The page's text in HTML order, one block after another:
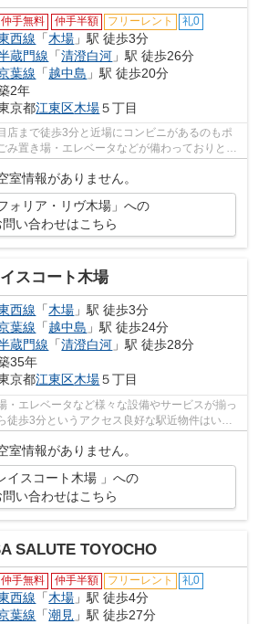
仲手無料 仲手半額 フリーレント 礼0
西線 「木場 」駅 徒歩3分
蔵門線 「清澄白河 」駅 徒歩26分
葉線 「越中島 」駅 徒歩20分
2年
京都江東区木場５丁目
店まで徒歩3分と近場にコンビニがあるのもポ
み置き場・エレベータなどが備わっておりとて
室情報がありません。
ォリア・リヴ木場」への
問い合わせはこちら
スコート木場
西線 「木場 」駅 徒歩3分
葉線 「越中島 」駅 徒歩24分
蔵門線 「清澄白河 」駅 徒歩28分
35年
京都江東区木場５丁目
・エレベータなど様々な設備やサービスが揃っ
徒歩3分というアクセス良好な駅近物件はいか
関して、自...
室情報がありません。
イスコート木場 」への
問い合わせはこちら
SALUTE TOYOCHO
仲手無料 仲手半額 フリーレント 礼0
西線 「木場 」駅 徒歩4分
葉線 「潮見 」駅 徒歩27分